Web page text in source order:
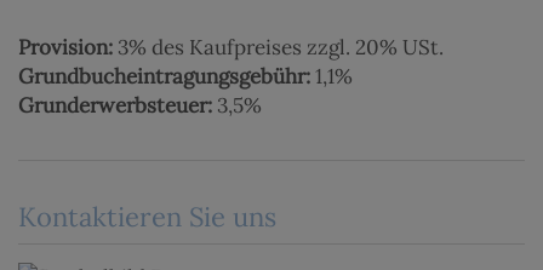
Provision: 3% des Kaufpreises zzgl. 20% USt.
Grundbucheintragungsgebühr:1,1%
Grunderwerbsteuer: 3,5%
Kontaktieren Sie uns